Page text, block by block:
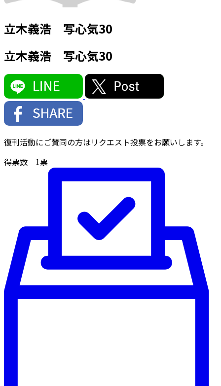
立木義浩 写心気30
立木義浩 写心気30
復刊活動にご賛同の方はリクエスト投票をお願いします。
得票数 1票